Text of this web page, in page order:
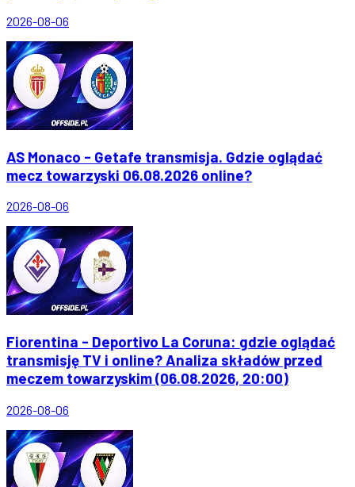
2026-08-06
AS Monaco - Getafe transmisja. Gdzie oglądać
mecz towarzyski 06.08.2026 online?
2026-08-06
Fiorentina - Deportivo La Coruna: gdzie oglądać
transmisję TV i online? Analiza składów przed
meczem towarzyskim (06.08.2026, 20:00)
2026-08-06